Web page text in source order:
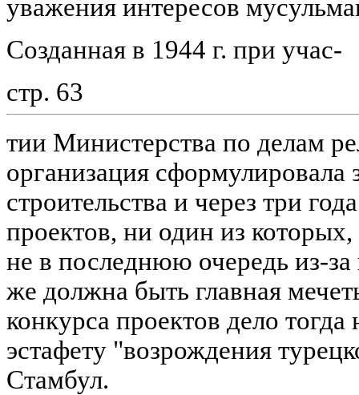
уважения интересов
Созданная в 1944 г. при учас-
стр. 63
тии Министерства по делам
организация сформулировала
строительства и через три
проектов, ни один из
не в последнюю очередь из-
же должна быть главная
конкурса проектов дело
эстафету "возрождения
Стамбул.